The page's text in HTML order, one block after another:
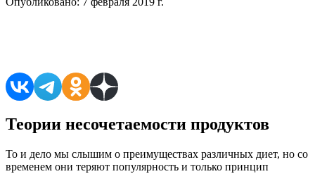
Теории несочетаемости продуктов
То и дело мы слышим о преимуществах различных диет, но со
временем они теряют популярность и только принцип